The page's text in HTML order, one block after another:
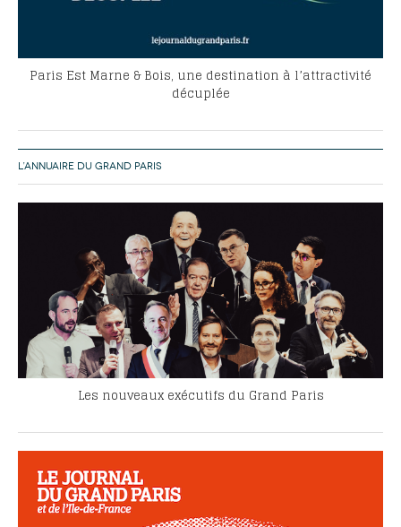
Paris Est Marne & Bois, une destination à l’attractivité
décuplée
L’ANNUAIRE DU GRAND PARIS
Les nouveaux exécutifs du Grand Paris